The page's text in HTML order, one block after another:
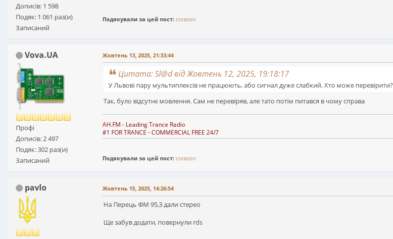
Дописів: 1 598
Подяк: 1 061 раз(и)
Записаний
Подякували за цей пост: corazon
Vova.UA
Профі
Дописів: 2 497
Подяк: 302 раз(и)
Записаний
Жовтень 13, 2025, 21:33:44
Цитата: Sl@d від Жовтень 12, 2025, 19:18:17
У Львові пару мультиплексів не працюють, або сигнал дуже слабкий. Хто може перевірити?
Так, було відсутнє мовлення. Сам не перевіряв, але тато потім питався в чому справа
AH.FM - Leading Trance Radio
#1 FOR TRANCE - COMMERCIAL FREE 24/7
Подякували за цей пост: corazon
pavlo Жовтень 15, 2025, 14:26:54
На Перець ФМ 95,3 дали стерео
Ще забув додати, повернули rds